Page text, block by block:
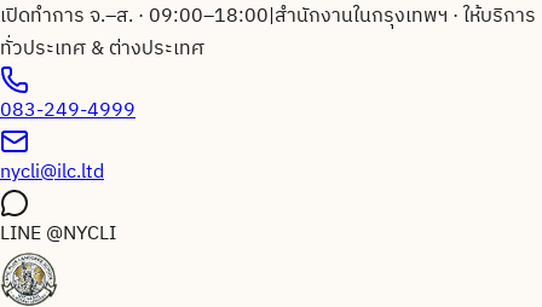
เปิดทำการ จ.–ส. · 09:00–18:00|สำนักงานในกรุงเทพฯ · ให้บริการ
ทั่วประเทศ & ต่างประเทศ
083-249-4999
nycli@ilc.ltd
LINE@NYCLI